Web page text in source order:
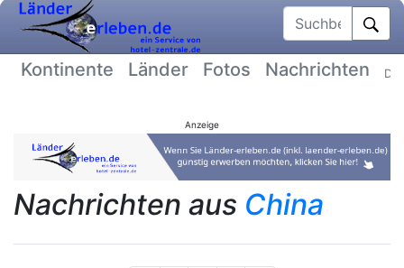
Suchbegriff
Kontinente Länder Fotos Nachrichten
Anzeige
Nachrichten aus China